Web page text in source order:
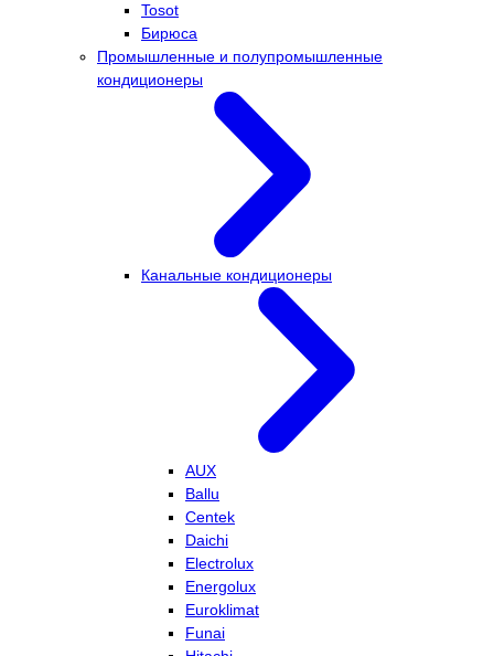
Tosot
Бирюса
Промышленные и полупромышленные
кондиционеры
Канальные кондиционеры
AUX
Ballu
Centek
Daichi
Electrolux
Energolux
Euroklimat
Funai